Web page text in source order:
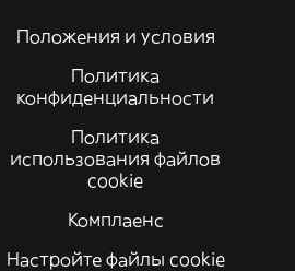
Положения и условия
Политика
конфиденциальности
Политика
использования файлов
cookie
Комплаенс
Настройте файлы cookie